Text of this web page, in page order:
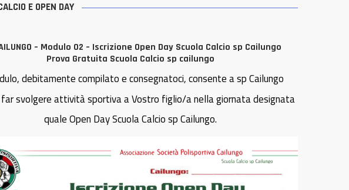
E OPEN DAY
– Modulo 02 – Iscrizione Open Day Scuola Calcio sp Cailungo
Prova Gratuita Scuola Calcio sp cailungo
debitamente compilato e consegnatoci, consente a sp Cailungo
svolgere attività sportiva a Vostro figlio/a nella giornata designata
quale Open Day Scuola Calcio sp Cailungo.